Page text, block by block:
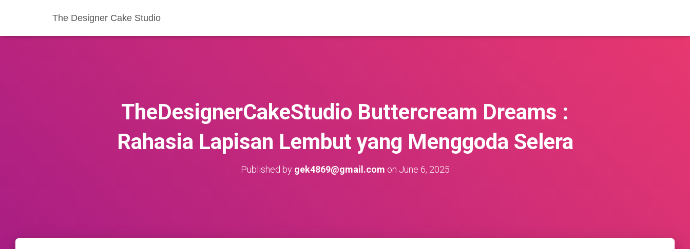
The Designer Cake Studio
TheDesignerCakeStudio Buttercream Dreams :
Rahasia Lapisan Lembut yang Menggoda Selera
Published by gek4869@gmail.com on June 6, 2025